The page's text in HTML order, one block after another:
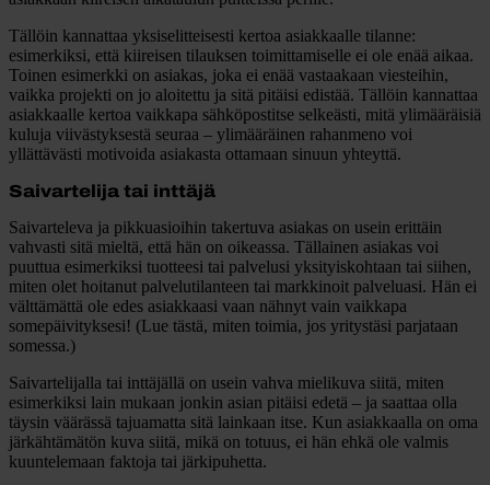
Tällöin kannattaa yksiselitteisesti kertoa asiakkaalle tilanne:
esimerkiksi, että kiireisen tilauksen toimittamiselle ei ole enää aikaa.
Toinen esimerkki on asiakas, joka ei enää vastaakaan viesteihin,
vaikka projekti on jo aloitettu ja sitä pitäisi edistää. Tällöin kannattaa
asiakkaalle kertoa vaikkapa sähköpostitse selkeästi, mitä ylimääräisiä
kuluja viivästyksestä seuraa – ylimääräinen rahanmeno voi
yllättävästi motivoida asiakasta ottamaan sinuun yhteyttä.
Saivartelija tai inttäjä
Saivarteleva ja pikkuasioihin takertuva asiakas on usein erittäin
vahvasti sitä mieltä, että hän on oikeassa. Tällainen asiakas voi
puuttua esimerkiksi tuotteesi tai palvelusi yksityiskohtaan tai siihen,
miten olet hoitanut palvelutilanteen tai markkinoit palveluasi. Hän ei
välttämättä ole edes asiakkaasi vaan nähnyt vain vaikkapa
somepäivityksesi! (Lue tästä, miten toimia, jos yritystäsi parjataan
somessa.)
Saivartelijalla tai inttäjällä on usein vahva mielikuva siitä, miten
esimerkiksi lain mukaan jonkin asian pitäisi edetä – ja saattaa olla
täysin väärässä tajuamatta sitä lainkaan itse. Kun asiakkaalla on oma
järkähtämätön kuva siitä, mikä on totuus, ei hän ehkä ole valmis
kuuntelemaan faktoja tai järkipuhetta.